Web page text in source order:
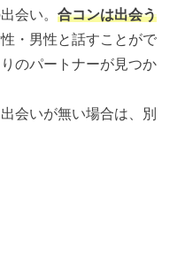
会い。合コンは出会う
・男性と話すことがで
のパートナーが見つか
会いが無い場合は、別